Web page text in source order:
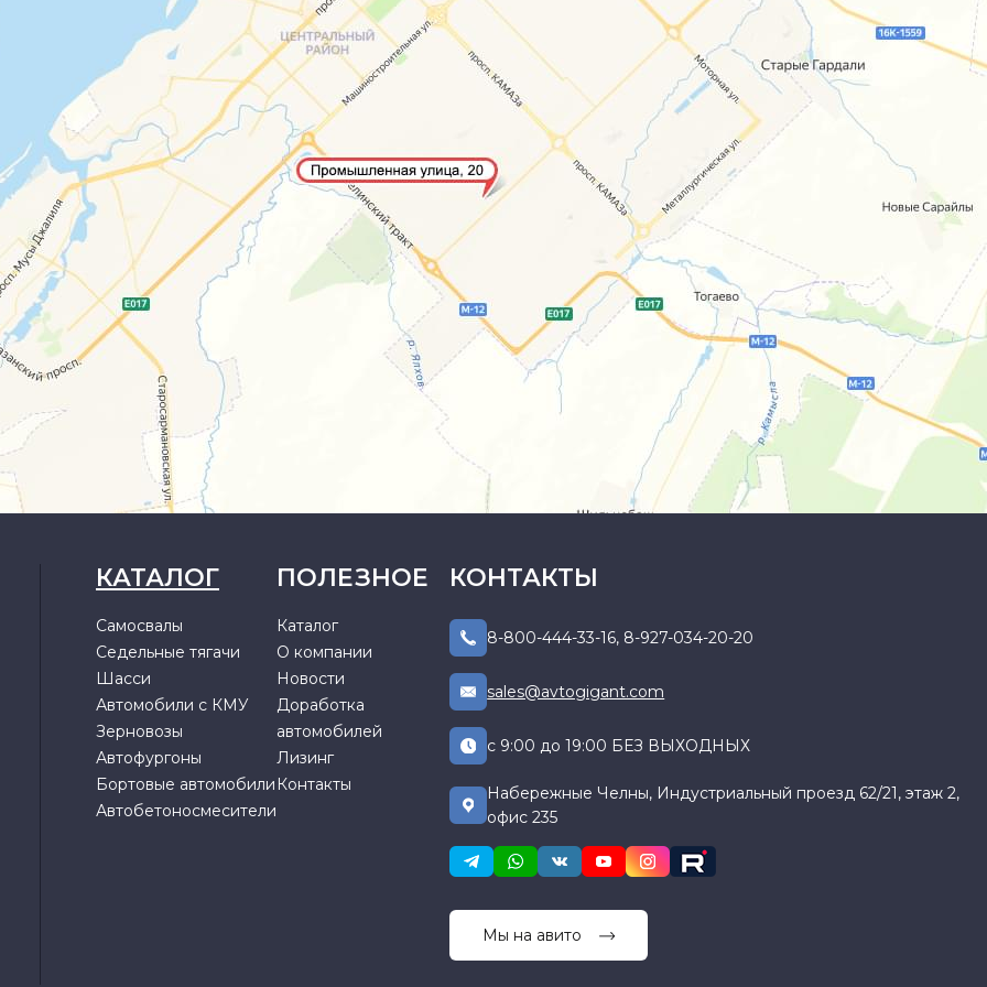
КАТАЛОГ
Самосвалы
Седельные тягачи
Шасси
Автомобили с КМУ
Зерновозы
Автофургоны
Бортовые автомобили
Автобетоносмесители
ПОЛЕЗНОЕ
Каталог
О компании
Новости
Доработка
автомобилей
Лизинг
Контакты
КОНТАКТЫ
8-800-444-33-16, 8-927-034-20-20
sales@avtogigant.com
с 9:00 до 19:00 БЕЗ ВЫХОДНЫХ
Набережные Челны, Индустриальный проезд 62/21, этаж 2,
офис 235
Мы на авито